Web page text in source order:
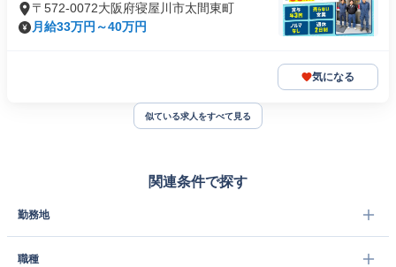
〒572-0072大阪府寝屋川市太間東町
月給33万円～40万円
気になる
似ている求人をすべて見る
関連条件で探す
勤務地
職種